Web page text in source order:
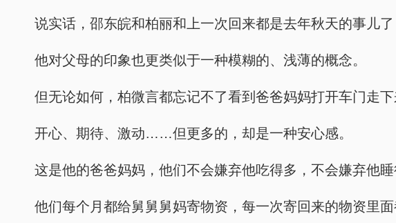
说实话，邵东皖和柏丽和上一次回来都是去年秋天的事儿
他对父母的印象也更类似于一种模糊的、浅薄的概念。
但无论如何，柏微言都忘记不了看到爸爸妈妈打开车门走
开心、期待、激动……但更多的，却是一种安心感。
这是他的爸爸妈妈，他们不会嫌弃他吃得多，不会嫌弃他睡
他们每个月都给舅舅舅妈寄物资，每一次寄回来的物资里